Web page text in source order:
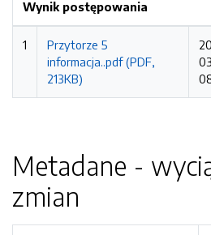
Wynik postępowania
1
Przytorze 5
informacja..pdf (PDF,
213KB)
Metadane -
zmian